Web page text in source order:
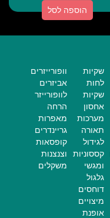
הוספה לסל
שקיות
לחות
שקיות
אחסון
מערכות
תאורה
לגידול
קססוניות
ומגשי
גלגול
דוחסים
מיצויים
אופנת
וופורייזרים
אביזרים
לוופורייזר
הרחה
מאפרות
גריינדרים
קופסאות
וצנצנות
משקלים